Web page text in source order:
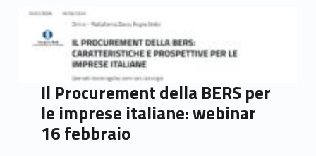
Il Procurement della BERS per
le imprese italiane: webinar
16 febbraio